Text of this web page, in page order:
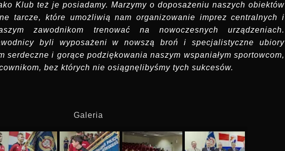
Klub też je posiadamy. Marzymy o doposażeniu naszych obiektów
tarcze, które umożliwią nam organizowanie imprez centralnych i
zawodnikom trenować na nowoczesnych urządzeniach.
byli wyposażeni w nowszą broń i specjalistyczne ubiory
serdeczne i gorące podziękowania naszym wspaniałym sportowcom,
bez których nie osiągnęlibyśmy tych sukcesów.
Galeria